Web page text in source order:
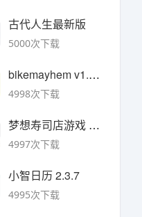
古代人生最新版
5000次下载
bikemayhem v1.6.2安卓版
4998次下载
梦想寿司店游戏 v4.14.1安卓版
4997次下载
小智日历 2.3.7
4995次下载